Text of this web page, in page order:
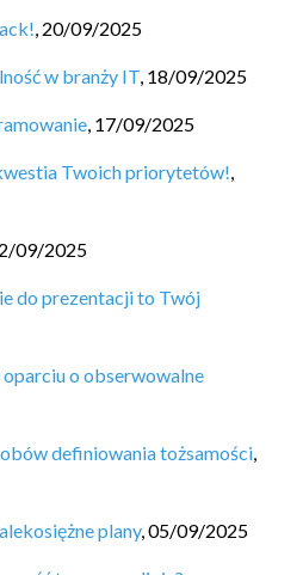
, 20/09/2025
w branży IT, 18/09/2025
, 17/09/2025
Twoich priorytetów!,
09/2025
do prezentacji to Twój
o obserwowalne
definiowania tożsamości,
plany,05/09/2025